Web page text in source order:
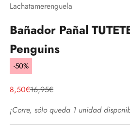
Lachatamerenguela
Bañador Pañal
Penguins
-50%
Precio de oferta
8,50€Precio normal
16,95€
¡Corre, sólo queda 1 unidad